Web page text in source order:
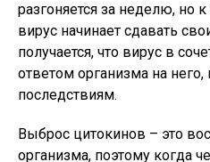
разгоняется за неделю, но
вирус начинает сдавать
получается, что вирус в
ответом организма на
последствиям.
Выброс цитокинов – это
организма, поэтому когда